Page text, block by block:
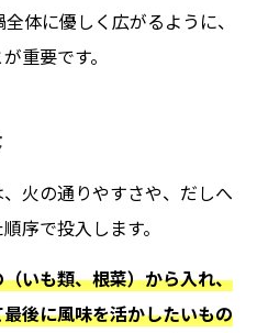
体に優しく広がるように、
重要です。
火の通りやすさや、だしへ
序で投入します。
いも類、根菜）から入れ、
後に風味を活かしたいもの